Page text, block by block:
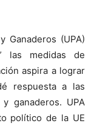
Ganaderos (UPA)
las medidas de
aspira a lograr
respuesta a las
ganaderos. UPA
político de la UE